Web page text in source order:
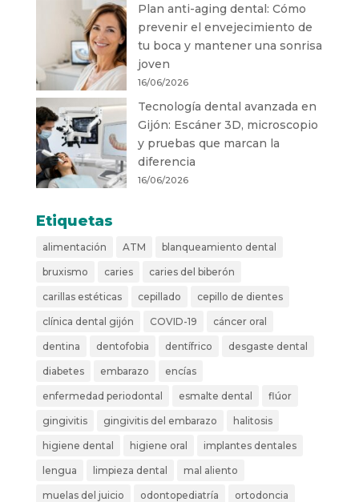
Plan anti-aging dental: Cómo
prevenir el envejecimiento de
tu boca y mantener una sonrisa
joven
16/06/2026
Tecnología dental avanzada en
Gijón: Escáner 3D, microscopio
y pruebas que marcan la
diferencia
16/06/2026
Etiquetas
alimentación ATM blanqueamiento dental
bruxismo caries caries del biberón
carillas estéticas cepillado cepillo de dientes
clínica dental gijón COVID-19 cáncer oral
dentina dentofobia dentífrico desgaste dental
diabetes embarazo encías
enfermedad periodontal esmalte dental flúor
gingivitis gingivitis del embarazo halitosis
higiene dental higiene oral implantes dentales
lengua limpieza dental mal aliento
muelas del juicio odontopediatría ortodoncia